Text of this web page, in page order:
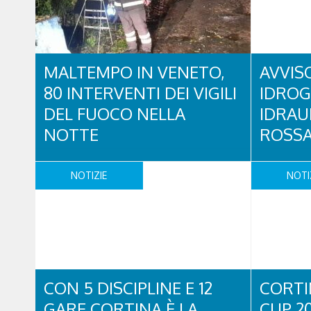
MALTEMPO IN VENETO,
80 INTERVENTI DEI VIGILI
DEL FUOCO NELLA
NOTTE
interventi dei Vigili del fuoco effettuati per il
maltempo che ha interessato le regione, in
una
un
NOTIZIE
CON 5 DISCIPLINE E 12